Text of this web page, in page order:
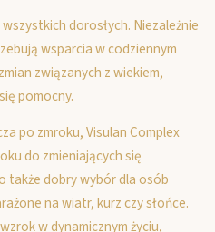
dorosłych. Niezależnie
wsparcia w codziennym
związanych z wiekiem,
pomocny.
po zmroku, Visulan Complex
do zmieniających się
także dobry wybór dla osób
na wiatr, kurz czy słońce.
w dynamicznym życiu,